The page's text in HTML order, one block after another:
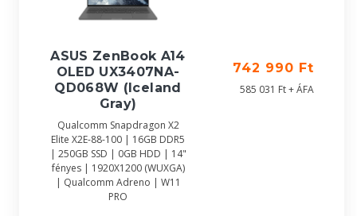
ASUS ZenBook A14
OLED UX3407NA-
QD068W (Iceland
Gray)
Qualcomm Snapdragon X2
Elite X2E-88-100 | 16GB DDR5
| 250GB SSD | 0GB HDD | 14"
fényes | 1920X1200 (WUXGA)
| Qualcomm Adreno | W11
PRO
742 990 Ft
585 031 Ft + ÁFA